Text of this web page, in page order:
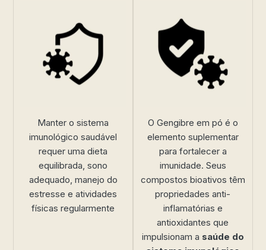
Manter o sistema
imunológico saudável
requer uma dieta
equilibrada, sono
adequado, manejo do
estresse e atividades
físicas regularmente
O Gengibre em pó é o
elemento suplementar
para fortalecer a
imunidade. Seus
compostos bioativos têm
propriedades anti-
inflamatórias e
antioxidantes que
impulsionam a saúde do